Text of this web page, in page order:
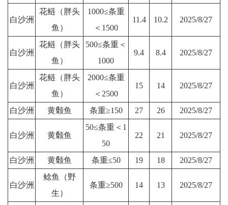
白沙洲
花鲢（胖头
鱼）
1000≤条重
＜1500
11.4 10.2 2025/8/27
白沙洲
花鲢（胖头
鱼）
500≤条重＜
1000
9.4 8.4 2025/8/27
白沙洲
花鲢（胖头
鱼）
2000≤条重
＜2500
15 14 2025/8/27
白沙洲 黄颡鱼 条重≥150 27 26 2025/8/27
白沙洲 黄颡鱼
50≤条重＜1
50
22 21 2025/8/27
白沙洲 黄颡鱼 条重≤50 19 18 2025/8/27
白沙洲
鲶鱼（野
生）
条重≥500 14 13 2025/8/27